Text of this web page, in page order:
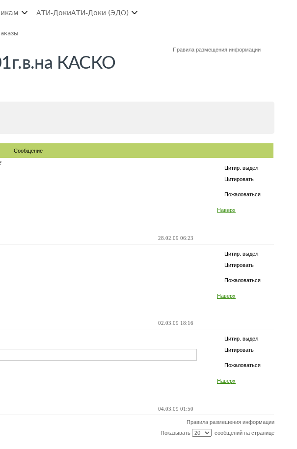
АТИ-ДокиАТИ-Доки (ЭДО)
Правила размещения информации
КАСКО
Сообщение
Цитир. выдел.
Цитировать
Пожаловаться
Наверх
28.02.09 06:23
Цитир. выдел.
Цитировать
Пожаловаться
Наверх
02.03.09 18:16
Цитир. выдел.
Цитировать
Пожаловаться
Наверх
04.03.09 01:50
Правила размещения информации
Показывать
сообщений на странице